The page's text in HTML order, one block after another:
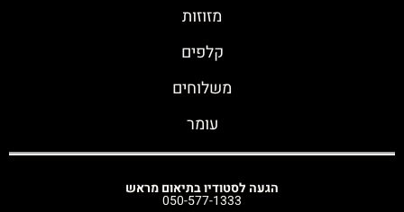
מזוזות
קלפים
משלוחים
עומר
הגעה לסטודיו בתיאום מראש
050-577-1333